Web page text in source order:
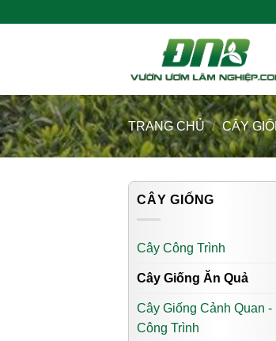
Chào
TRANG CHỦ / CÂY
CÂY GIỐNG
Cây Công Trình
Cây Giống Ăn Quả
Cây Giống Cảnh Quan -
Công Trình